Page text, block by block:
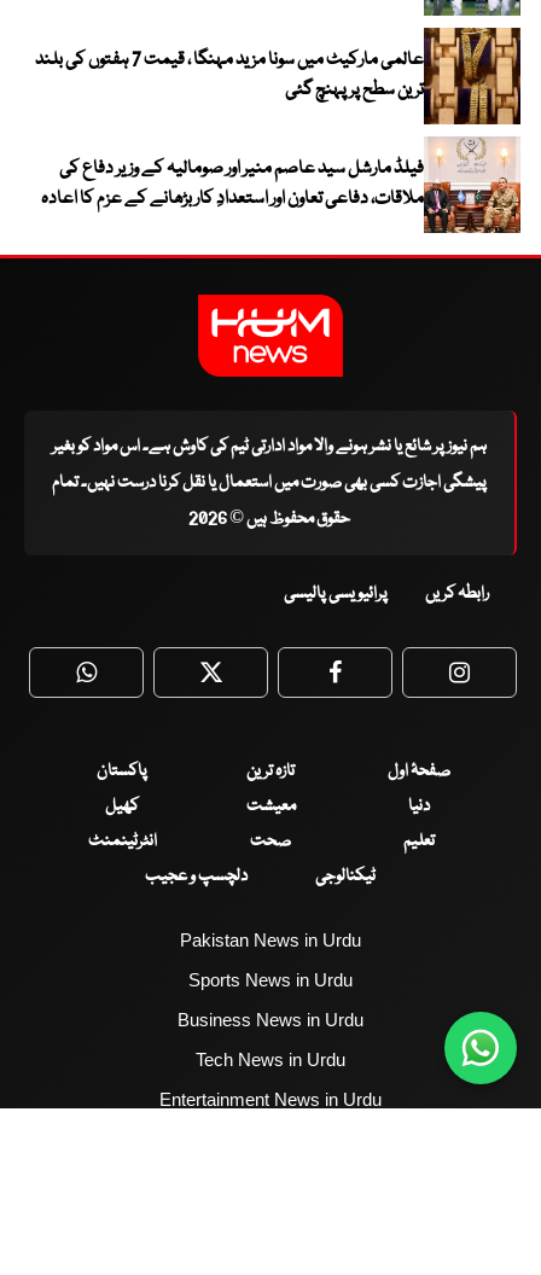
عالمی مارکیٹ میں سونا مزید مہنگا ، قیمت 7 ہفتوں کی بلند
ترین سطح پر پہنچ گئی
فیلڈ مارشل سید عاصم منیر اور صومالیہ کے وزیر دفاع کی
ملاقات، دفاعی تعاون اور استعدادِ کار بڑھانے کے عزم کا اعادہ
ہم نیوز پر شائع یا نشر ہونے والا مواد ادارتی ٹیم کی کاوش ہے۔ اس مواد کو بغیر
پیشگی اجازت کسی بھی صورت میں استعمال یا نقل کرنا درست نہیں۔ تمام
حقوق محفوظ ہیں © 2026
رابطہ کریں پرائیویسی پالیسی
WhatsApp Twitter Facebook
صفحۂ اول تازہ ترین
پاکستان
دنیا
معیشت
کھیل
تعلیم
صحت
انٹرٹینمنٹ
ٹیکنالوجی
دلچسپ و عجیب
Pakistan News in Urdu
Sports News in Urdu
Business News in Urdu
Tech News in Urdu
Entertainment News in Urdu